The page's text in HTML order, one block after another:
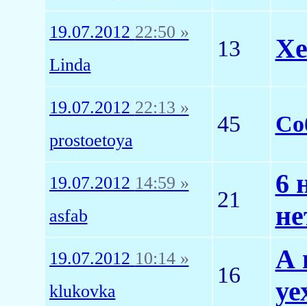
19.07.2012 22:50 »
Linda
13
19.07.2012 22:13 »
prostoetoya
45
19.07.2012 14:59 »
asfab
21
6
19.07.2012 10:14 »
klukovka
16
А